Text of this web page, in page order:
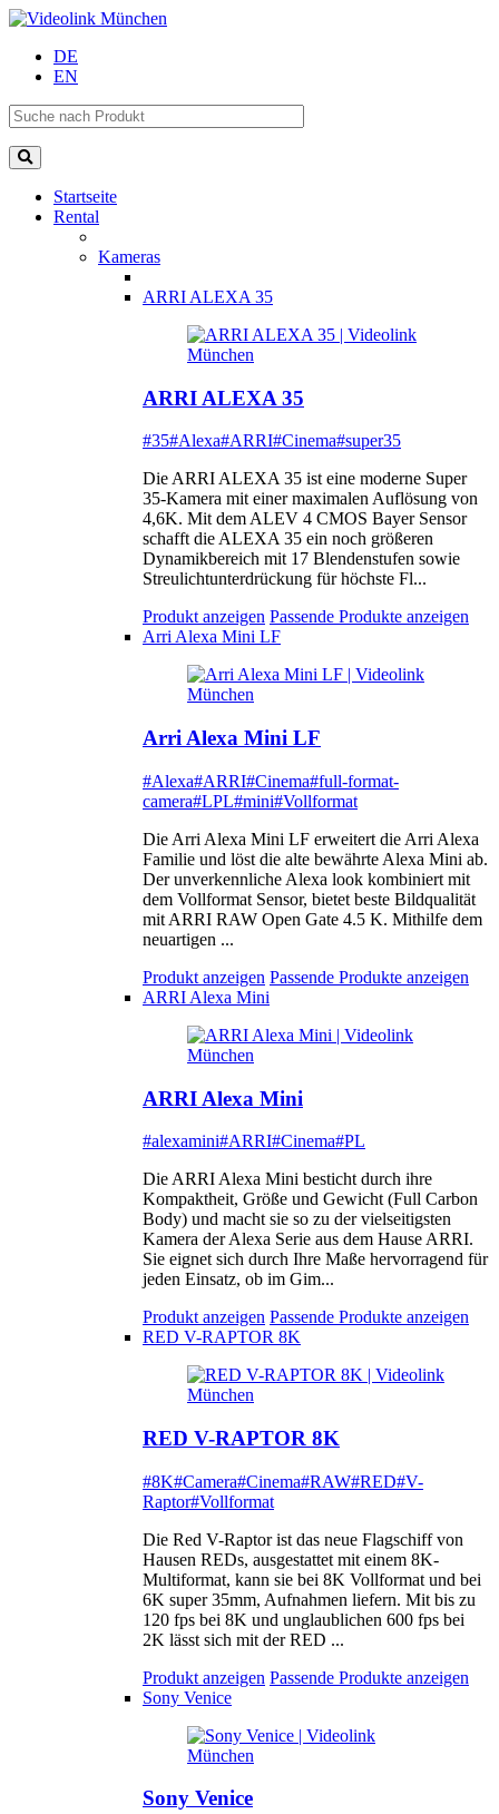
DE
EN
Startseite
Rental
Kameras
ARRI ALEXA 35
ARRI ALEXA 35
#35#Alexa#ARRI#Cinema#super35
Die ARRI ALEXA 35 ist eine moderne Super
35-Kamera mit einer maximalen Auflösung von
4,6K. Mit dem ALEV 4 CMOS Bayer Sensor
schafft die ALEXA 35 ein noch größeren
Dynamikbereich mit 17 Blendenstufen sowie
Streulichtunterdrückung für höchste Fl...
Produkt anzeigen Passende Produkte anzeigen
Arri Alexa Mini LF
Arri Alexa Mini LF
#Alexa#ARRI#Cinema#full-format-
camera#LPL#mini#Vollformat
Die Arri Alexa Mini LF erweitert die Arri Alexa
Familie und löst die alte bewährte Alexa Mini ab.
Der unverkennliche Alexa look kombiniert mit
dem Vollformat Sensor, bietet beste Bildqualität
mit ARRI RAW Open Gate 4.5 K. Mithilfe dem
neuartigen ...
Produkt anzeigen Passende Produkte anzeigen
ARRI Alexa Mini
ARRI Alexa Mini
#alexamini#ARRI#Cinema#PL
Die ARRI Alexa Mini besticht durch ihre
Kompaktheit, Größe und Gewicht (Full Carbon
Body) und macht sie so zu der vielseitigsten
Kamera der Alexa Serie aus dem Hause ARRI.
Sie eignet sich durch Ihre Maße hervorragend für
jeden Einsatz, ob im Gim...
Produkt anzeigen Passende Produkte anzeigen
RED V-RAPTOR 8K
RED V-RAPTOR 8K
#8K#Camera#Cinema#RAW#RED#V-
Raptor#Vollformat
Die Red V-Raptor ist das neue Flagschiff von
Hausen REDs, ausgestattet mit einem 8K-
Multiformat, kann sie bei 8K Vollformat und bei
6K super 35mm, Aufnahmen liefern. Mit bis zu
120 fps bei 8K und unglaublichen 600 fps bei
2K lässt sich mit der RED ...
Produkt anzeigen Passende Produkte anzeigen
Sony Venice
Sony Venice